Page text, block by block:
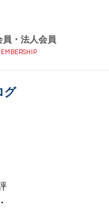
員・法人会員
グ